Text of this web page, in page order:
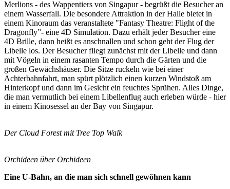
Merlions - des Wappentiers von Singapur - begrüßt die Besucher an
einem Wasserfall. Die besondere Attraktion in der Halle bietet in
einem Kinoraum das veranstaltete "Fantasy Theatre: Flight of the
Dragonfly”- eine 4D Simulation. Dazu erhält jeder Besucher eine
4D Brille, dann heißt es anschnallen und schon geht der Flug der
Libelle los. Der Besucher fliegt zunächst mit der Libelle und dann
mit Vögeln in einem rasanten Tempo durch die Gärten und die
großen Gewächshäuser. Die Sitze ruckeln wie bei einer
Achterbahnfahrt, man spürt plötzlich einen kurzen Windstoß am
Hinterkopf und dann im Gesicht ein feuchtes Sprühen. Alles Dinge,
die man vermutlich bei einem Libellenflug auch erleben würde - hier
in einem Kinosessel an der Bay von Singapur.
Der Cloud Forest mit Tree Top Walk
Orchideen über Orchideen
Eine U-Bahn, an die man sich schnell gewöhnen kann